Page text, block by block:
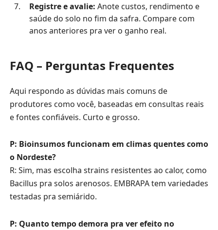
Registre e avalie: Anote custos, rendimento e
saúde do solo no fim da safra. Compare com
anos anteriores pra ver o ganho real.
FAQ – Perguntas Frequentes
Aqui respondo as dúvidas mais comuns de
produtores como você, baseadas em consultas reais
e fontes confiáveis. Curto e grosso.
P: Bioinsumos funcionam em climas quentes como
o Nordeste?
R: Sim, mas escolha strains resistentes ao calor, como
Bacillus pra solos arenosos. EMBRAPA tem variedades
testadas pra semiárido.
P: Quanto tempo demora pra ver efeito no